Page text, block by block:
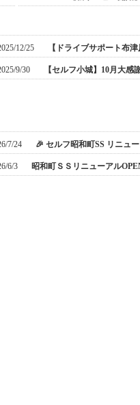
12/25 【ドライブサポート布
9/30 【セルフ小城】10月大感
7/24 🎉 セルフ昭和町SS リニュ
6/3 昭和町ＳＳリニューアル